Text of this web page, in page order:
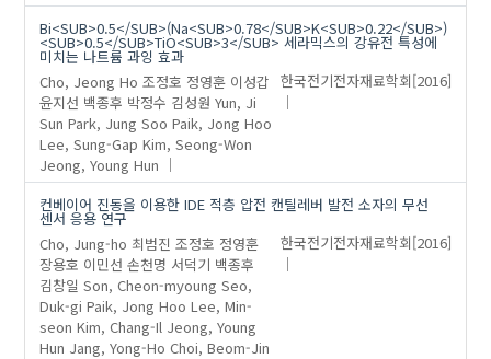
Bi<SUB>0.5</SUB>(Na<SUB>0.78</SUB>K<SUB>0.22</SUB>)
<SUB>0.5</SUB>TiO<SUB>3</SUB> 세라믹스의 강유전 특성에
미치는 나트륨 과잉 효과
Cho, Jeong Ho 조정호 정영훈 이성갑
윤지선 백종후 박정수 김성원 Yun, Ji
Sun Park, Jung Soo Paik, Jong Hoo
Lee, Sung-Gap Kim, Seong-Won
Jeong, Young Hun
한국전기전자재료학회[2016]
컨베이어 진동을 이용한 IDE 적층 압전 캔틸레버 발전 소자의 무선
센서 응용 연구
Cho, Jung-ho 최범진 조정호 정영훈
장용호 이민선 손천명 서덕기 백종후
김창일 Son, Cheon-myoung Seo,
Duk-gi Paik, Jong Hoo Lee, Min-
seon Kim, Chang-Il Jeong, Young
Hun Jang, Yong-Ho Choi, Beom-Jin
한국전기전자재료학회[2016]